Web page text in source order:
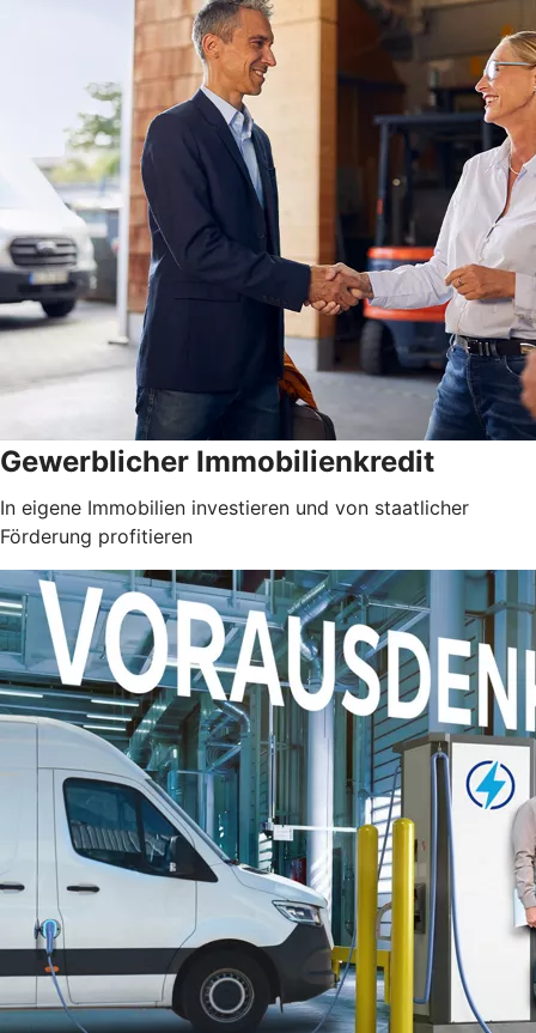
Gewerblicher Immobilienkredit
In eigene Immobilien investieren und von staatlicher
Förderung profitieren